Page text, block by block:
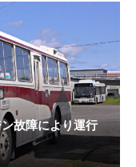
故障により運行